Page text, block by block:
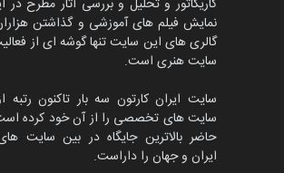
جشنواره بین‌المللی
مدارس پرتغال، ۲۰۲۷
مهلت 4 ماه دیگر
پنجمین مسابقۀ
کارتون طنز «کلاه‌ای…
مهلت
کاریکاتور و تحلیل و بررسی آثار مطرح در
نمایش فیلم های آموزشی و گذاشتن
گالری های این سایت تنها گوشه ای از
سایت هنری است.
سایت ایران کارتون سه بار تاکنون رتبه
سایت های تخصصی را از آن خود کرده
حاضر بالاترین جایگاه در بین سایت
ایران و جهان را داراست.